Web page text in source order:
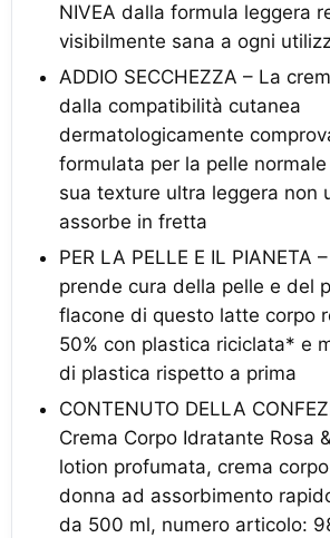
NIVEA dalla formula leggera
visibilmente sana a ogni
ADDIO SECCHEZZA – La
dalla compatibilità cutanea
dermatologicamente
formulata per la pelle
sua texture ultra leggera non
assorbe in fretta
PER LA PELLE E IL PIANETA
prende cura della pelle e del
flacone di questo latte corpo
50% con plastica riciclata* e
di plastica rispetto a prima
CONTENUTO DELLA
Crema Corpo Idratante Rosa
lotion profumata, crema
donna ad assorbimento
da 500 ml, numero articolo: